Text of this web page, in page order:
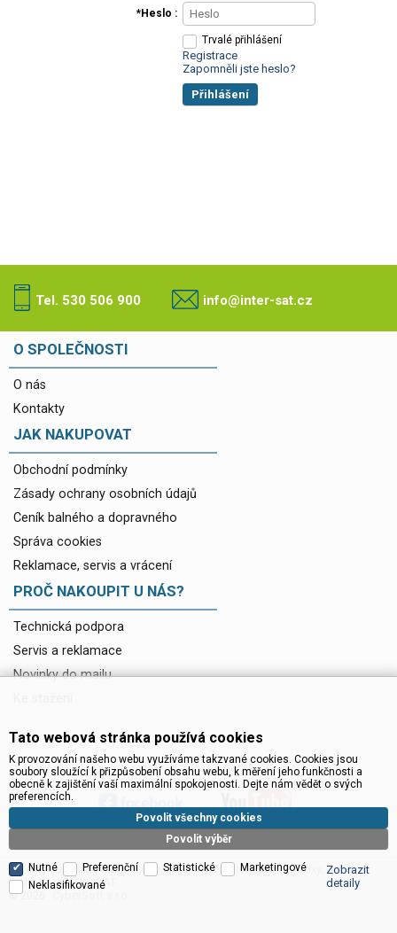
Heslo
Trvalé přihlášení
Registrace
Zapomněli jste heslo?
Přihlášení
Tel. 530 506 900 info@inter-sat.cz
O SPOLEČNOSTI
O nás
Kontakty
JAK NAKUPOVAT
Obchodní podmínky
Zásady ochrany osobních údajů
Ceník balného a dopravného
Správa cookies
Reklamace, servis a vrácení
PROČ NAKOUPIT U NÁS?
Technická podpora
Servis a reklamace
Novinky do mailu
Satelitní technika - satelitní přijímače a komplety, set top boxy, dvb-t
technika :: INTER SAT
© 2026
Tato webová stránka používá cookies
K provozování našeho webu využíváme takzvané cookies. Cookies jsou
soubory sloužící k přizpůsobení obsahu webu, k měření jeho funkčnosti a
obecně k zajištění vaší maximální spokojenosti. Dejte nám vědět o svých
preferencích.
Povolit výběr
Povolit všechny cookies
Nutné Preferenční Statistické
Marketingové
Neklasifikované
Zobrazit
detaily